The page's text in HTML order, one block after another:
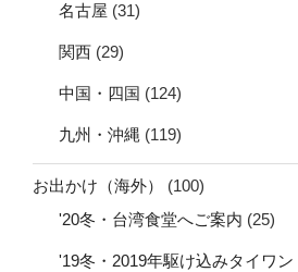
名古屋 (31)
関西 (29)
中国・四国 (124)
九州・沖縄 (119)
お出かけ（海外）
(100)
'20冬・台湾食堂へご案内 (25)
'19冬・2019年駆け込みタイワン